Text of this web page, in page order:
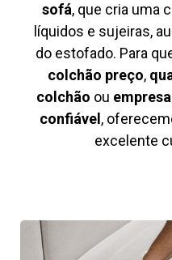
sofá, que cria uma
líquidos e sujeiras,
do estofado. Para
colchão preço,
colchão ou
confiável ,
excelente